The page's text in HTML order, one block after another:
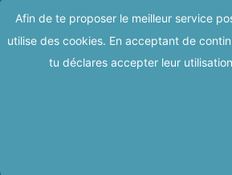
Vies de
catégorie
Afin de te proposer le meilleur service
utilise des cookies. En acceptant de
tu déclares accepter leur